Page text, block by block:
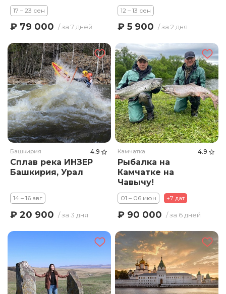
17 – 23 сен
₽ 79 000 / за 7 дней
12 – 13 сен
₽ 5 900 / за 2 дня
Башкирия 4.9
Сплав река ИНЗЕР
Башкирия, Урал
14 – 16 авг
₽ 20 900 / за 3 дня
Камчатка 4.9
Рыбалка на
Камчатке на
Чавычу!
01 – 06 июн +7 дат
₽ 90 000 / за 6 дней